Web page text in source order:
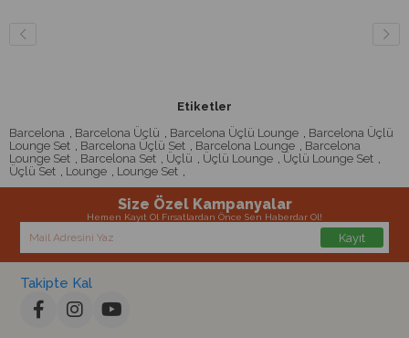
Etiketler
Barcelona , Barcelona Üçlü , Barcelona Üçlü Lounge , Barcelona Üçlü
Lounge Set , Barcelona Üçlü Set , Barcelona Lounge , Barcelona
Lounge Set , Barcelona Set , Üçlü , Üçlü Lounge , Üçlü Lounge Set ,
Üçlü Set , Lounge , Lounge Set ,
Size Özel Kampanyalar
Hemen Kayıt Ol Fırsatlardan Önce Sen Haberdar Ol!
Kayıt
Takipte Kal